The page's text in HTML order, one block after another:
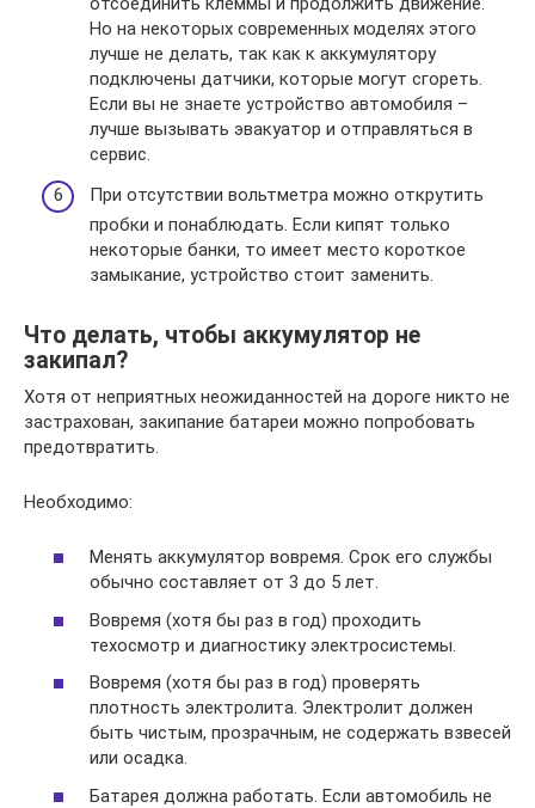
Но на некоторых современных моделях этого
лучше не делать, так как к аккумулятору
подключены датчики, которые могут сгореть.
Если вы не знаете устройство автомобиля –
лучше вызывать эвакуатор и отправляться в
сервис.
При отсутствии вольтметра можно открутить
пробки и понаблюдать. Если кипят только
некоторые банки, то имеет место короткое
замыкание, устройство стоит заменить.
Что делать, чтобы аккумулятор не
закипал?
Хотя от неприятных неожиданностей на дороге никто не
застрахован, закипание батареи можно попробовать
предотвратить.
Необходимо:
Менять аккумулятор вовремя. Срок его службы
обычно составляет от 3 до 5 лет.
Вовремя (хотя бы раз в год) проходить
техосмотр и диагностику электросистемы.
Вовремя (хотя бы раз в год) проверять
плотность электролита. Электролит должен
быть чистым, прозрачным, не содержать взвесей
или осадка.
Батарея должна работать. Если автомобиль не